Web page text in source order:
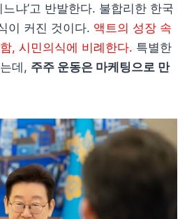
냐’고 반발한다. 불합리한 한국
이 커진 것이다. 액트의 성장 속
, 시민의식에 비례한다. 특별한
데, 주주 운동은 마케팅으로 만